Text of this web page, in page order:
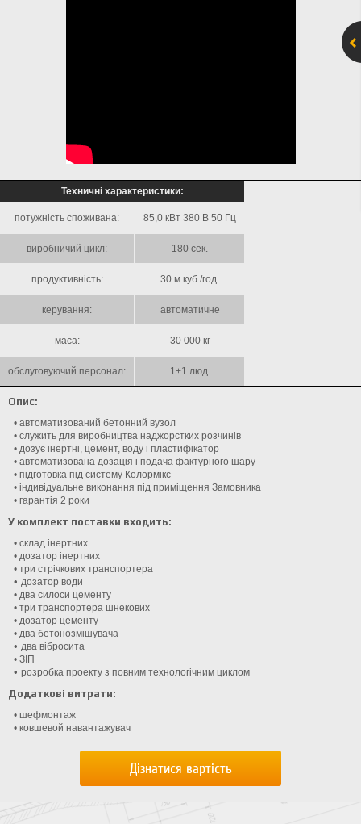
Техничні характеристики:
потужність споживана: 85,0 кВт 380 В 50 Гц
виробничий цикл: 180 сек.
продуктивність: 30 м.куб./год.
керування: автоматичне
маса: 30 000 кг
обслуговуючий персонал: 1+1 люд.
Опис:
• автоматизований бетонний вузол
• служить для виробництва наджорстких розчинів
• дозує інертні, цемент, воду і пластифікатор
• автоматизована дозація і подача фактурного шару
• підготовка під систему Колормікс
• індивідуальне виконання під приміщення Замовника
• гарантія 2 роки
У комплект поставки входить:
• склад інертних
• дозатор інертних
• три стрічкових транспортера
• дозатор води
• два силоси цементу
• три транспортера шнекових
• дозатор цементу
• два бетонозмішувача
• два вібросита
• ЗIП
• розробка проекту з повним технологічним циклом
Додаткові витрати:
• шефмонтаж
• ковшевой навантажувач
Дізнатися вартість